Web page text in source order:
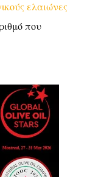
ελαιώνες
που